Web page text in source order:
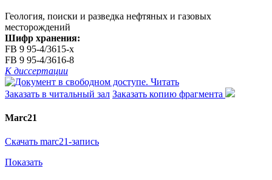
Геология, поиски и разведка нефтяных и газовых
месторождений
Шифр хранения:
FB 9 95-4/3615-x
FB 9 95-4/3616-8
К диссертации
Читать
Заказать в читальный зал Заказать копию фрагмента
Marc21
Скачать marc21-запись
Показать